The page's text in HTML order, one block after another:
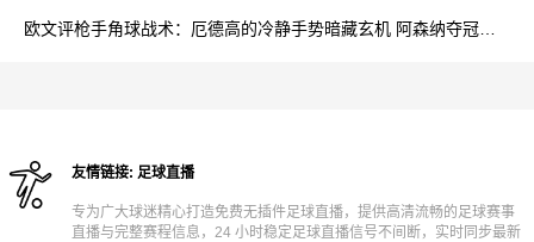
欧文评枪手角球战术：厄德高的冷静手势暗藏玄机 阿森纳夺冠前
友情链接: 足球直播
专为广大球迷精心打造免费无插件足球直播，提供高清流畅的足球赛事
直播与完整赛程信息，24 小时稳定足球直播信号不间断，实时同步最新